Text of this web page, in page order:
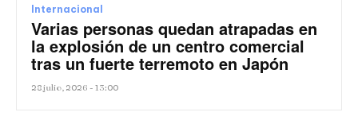
Internacional
Varias personas quedan atrapadas en
la explosión de un centro comercial
tras un fuerte terremoto en Japón
28 julio, 2026 - 13:00